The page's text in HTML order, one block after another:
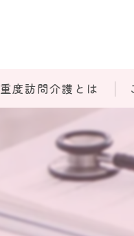
重度訪問介護とは